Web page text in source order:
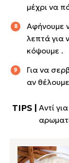
μέχρι να
Αφήνουμε
λεπτά για
κόψουμε .
Για να
αν
Αντί